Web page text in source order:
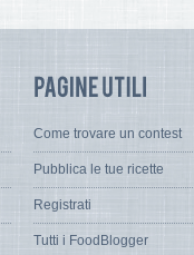
Come trovare un contest
Pubblica le tue ricette
Registrati
Tutti i FoodBlogger